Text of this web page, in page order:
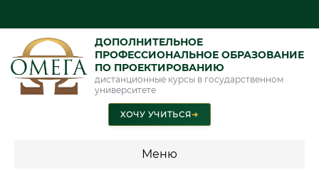
ДОПОЛНИТЕЛЬНОЕ
ПРОФЕССИОНАЛЬНОЕ ОБРАЗОВАНИЕ
ПО ПРОЕКТИРОВАНИЮ
дистанционные курсы в государственном
университете
ХОЧУ УЧИТЬСЯ➜
Меню